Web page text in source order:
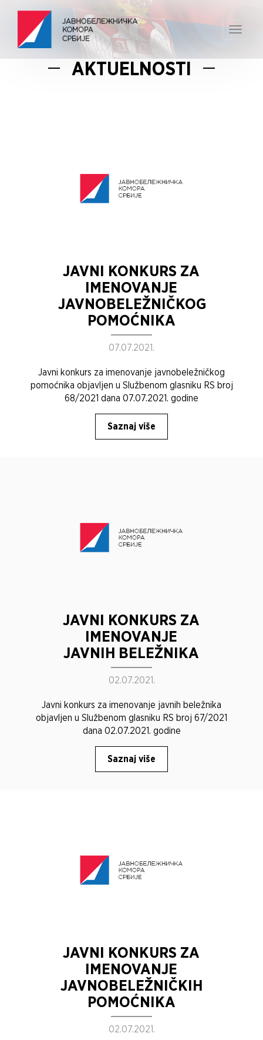
Toggle
AKTUELNOSTI
JAVNI KONKURS ZA
IMENOVANJE
JAVNOBELEŽNIČKOG
POMOĆNIKA
07.07.2021.
Javni konkurs za imenovanje javnobeležničkog
pomoćnika objavljen u Službenom glasniku RS broj
68/2021 dana 07.07.2021. godine
Saznaj više
JAVNI KONKURS ZA
IMENOVANJE
JAVNIH BELEŽNIKA
02.07.2021.
Javni konkurs za imenovanje javnih beležnika
objavljen u Službenom glasniku RS broj 67/2021
dana 02.07.2021. godine
Saznaj više
JAVNI KONKURS ZA
IMENOVANJE
JAVNOBELEŽNIČKIH
POMOĆNIKA
02.07.2021.